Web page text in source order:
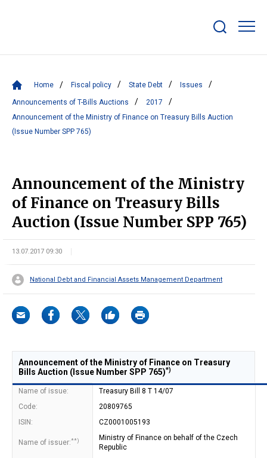
bar
Home Fiscal policy State Debt Issues
Announcements of T-Bills Auctions
2017
Announcement of the Ministry of Finance on Treasury Bills Auction
(Issue Number SPP 765)
Announcement of the Ministry
of Finance on Treasury Bills
Auction (Issue Number SPP 765)
13.07.2017 09:30
National Debt and Financial Assets Management Department
Announcement of the Ministry of Finance on Treasury
Bills Auction (Issue Number SPP 765)*)
Name of issue:
Treasury Bill 8 T 14/07
Code:
20809765
ISIN:
CZ0001005193
Name of issuer:**)
Ministry of Finance on behalf of the Czech
Republic